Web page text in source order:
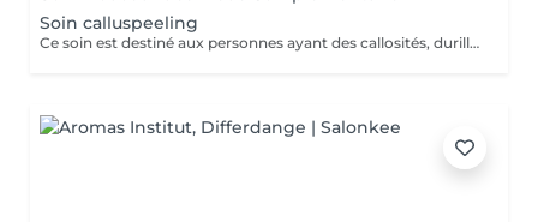
Soin calluspeeling
Ce soin est destiné aux personnes ayant des callosités, durillons et crevasses afin de retrouver des pieds sains,doux,lisses et parfaitement hydratés. La coupe des ongles et nettoyage des peaux est compris dedans.